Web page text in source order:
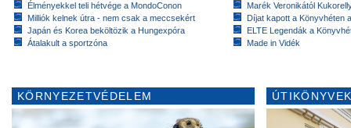
Élményekkel teli hétvége a MondoConon
Milliók kelnek útra - nem csak a meccsekért
Japán és Korea beköltözik a Hungexpóra
Átalakult a sportzóna
Marék Veronikától
Díjat kapott a Könyvhéten
ELTE Legendák a
Made in Vidék
KÖRNYEZETVÉDELEM